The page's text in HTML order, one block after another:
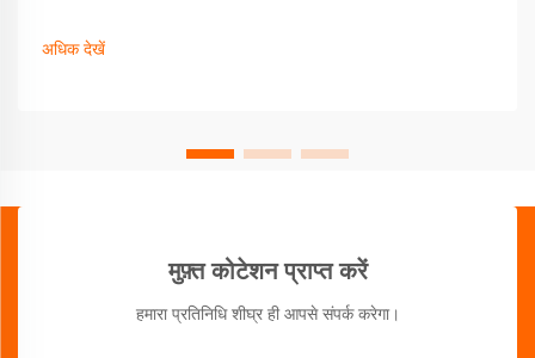
अधिक देखें
मुफ़्त कोटेशन प्राप्त करें
हमारा प्रतिनिधि शीघ्र ही आपसे संपर्क करेगा।